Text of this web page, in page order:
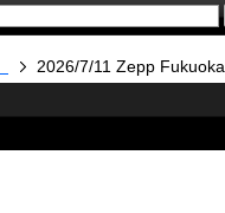
2026/7/11 Zepp Fukuoka